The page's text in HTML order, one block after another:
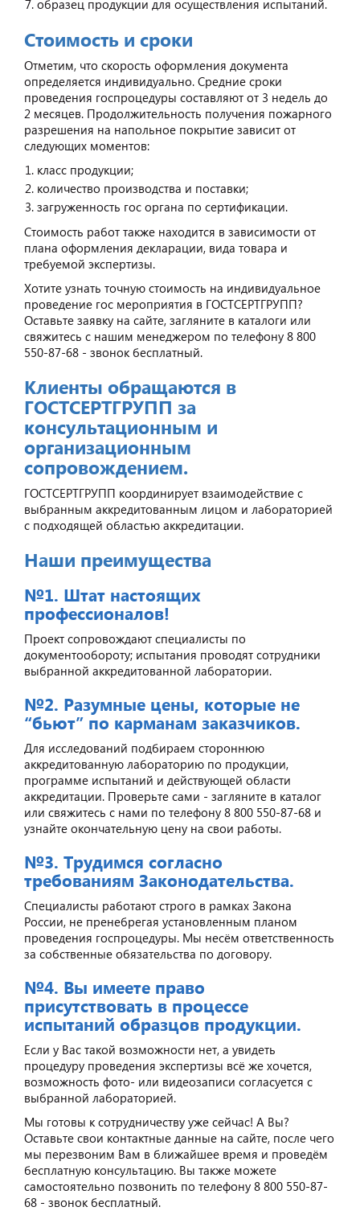
образец продукции для осуществления испытаний.
Стоимость и сроки
Отметим, что скорость оформления документа
определяется индивидуально. Средние сроки
проведения госпроцедуры составляют от 3 недель до
2 месяцев. Продолжительность получения пожарного
разрешения на напольное покрытие зависит от
следующих моментов:
класс продукции;
количество производства и поставки;
загруженность гос органа по сертификации.
Стоимость работ также находится в зависимости от
плана оформления декларации, вида товара и
требуемой экспертизы.
Хотите узнать точную стоимость на индивидуальное
проведение гос мероприятия в ГОСТСЕРТГРУПП?
Оставьте заявку на сайте, загляните в каталоги или
свяжитесь с нашим менеджером по телефону 8 800
550-87-68 - звонок бесплатный.
Клиенты обращаются в
ГОСТСЕРТГРУПП за
консультационным и
организационным
сопровождением.
ГОСТСЕРТГРУПП координирует взаимодействие с
выбранным аккредитованным лицом и лабораторией
с подходящей областью аккредитации.
Наши преимущества
№1. Штат настоящих
профессионалов!
Проект сопровождают специалисты по
документообороту; испытания проводят сотрудники
выбранной аккредитованной лаборатории.
№2. Разумные цены, которые не
“бьют” по карманам заказчиков.
Для исследований подбираем стороннюю
аккредитованную лабораторию по продукции,
программе испытаний и действующей области
аккредитации. Проверьте сами - загляните в каталог
или свяжитесь с нами по телефону 8 800 550-87-68 и
узнайте окончательную цену на свои работы.
№3. Трудимся согласно
требованиям Законодательства.
Специалисты работают строго в рамках Закона
России, не пренебрегая установленным планом
проведения госпроцедуры. Мы несём ответственность
за собственные обязательства по договору.
№4. Вы имеете право
присутствовать в процессе
испытаний образцов продукции.
Если у Вас такой возможности нет, а увидеть
процедуру проведения экспертизы всё же хочется,
возможность фото- или видеозаписи согласуется с
выбранной лабораторией.
Мы готовы к сотрудничеству уже сейчас! А Вы?
Оставьте свои контактные данные на сайте, после чего
мы перезвоним Вам в ближайшее время и проведём
бесплатную консультацию. Вы также можете
самостоятельно позвонить по телефону 8 800 550-87-
68 - звонок бесплатный.